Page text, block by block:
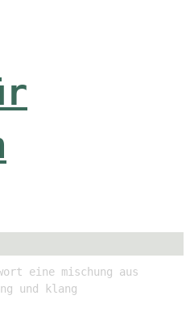
eine mischung aus
und klang